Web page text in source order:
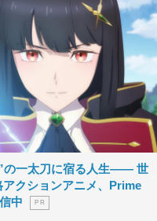
の一太刀に宿る人生―― 世
クションアニメ、Prime
中
P R